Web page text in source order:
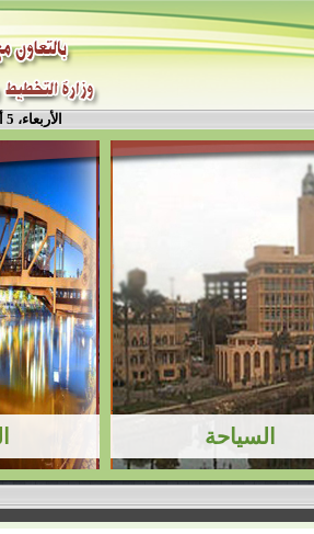
الأربعاء، 5 أغسطس 2026، 11:33:09 م